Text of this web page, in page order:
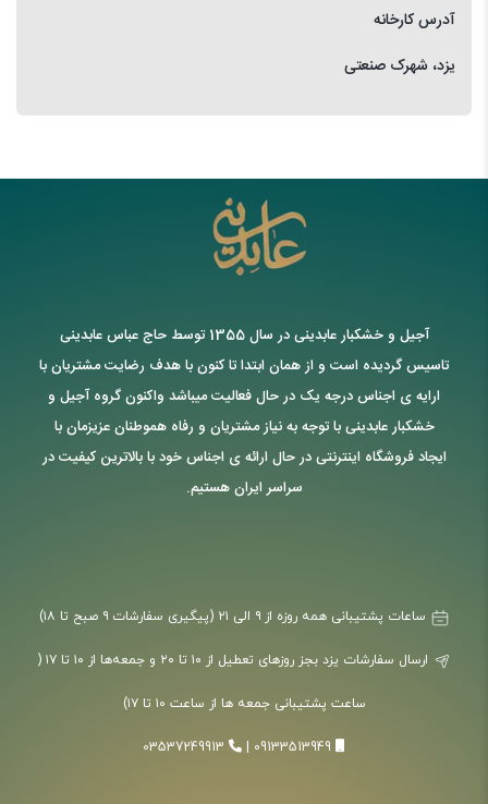
آدرس کارخانه
یزد، شهرک صنعتی
آجیل و خشکبار عابدینی در سال 1355 توسط حاج عباس عابدینی
تاسیس گردیده است و از همان ابتدا تا کنون با هدف رضایت مشتریان با
ارایه ی اجناس درجه یک در حال فعالیت میباشد واکنون گروه آجیل و
خشکبار عابدینی با توجه به نیاز مشتریان و رفاه هموطنان عزیزمان با
ایجاد فروشگاه اینترنتی در حال ارائه ی اجناس خود با بالاترین کیفیت در
سراسر ایران هستیم.
ارسال سفارشات یزد بجز روزهای تعطیل از ۱۰ تا ۲۰ و جمعه‌ها از ۱۰ تا ۱۷ (
ساعت پشتیبانی جمعه ها از ساعت ۱۰ تا ۱۷)
09133513949
03537249913